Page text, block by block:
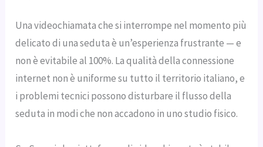
Una videochiamata che si interrompe nel momento più
delicato di una seduta è un’esperienza frustrante — e
non è evitabile al 100%. La qualità della connessione
internet non è uniforme su tutto il territorio italiano, e
i problemi tecnici possono disturbare il flusso della
seduta in modi che non accadono in uno studio fisico.